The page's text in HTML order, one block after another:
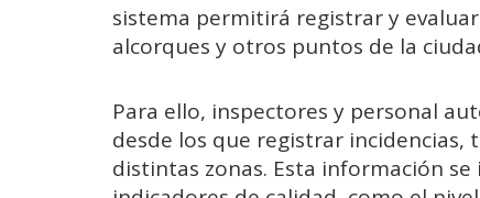
sistema permitirá registrar y
alcorques y otros puntos de la
Para ello, inspectores y personal
desde los que registrar
distintas zonas. Esta información